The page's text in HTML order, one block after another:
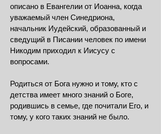
описано в Евангелии от Иоанна, когда
уважаемый член Синедриона,
начальник Иудейский, образованный и
сведущий в Писании человек по имени
Никодим приходил к Иисусу с
вопросами.
Родиться от Бога нужно и тому, кто с
детства имеет много знаний о Боге,
родившись в семье, где почитали Его, и
тому, у кого таких знаний не было.